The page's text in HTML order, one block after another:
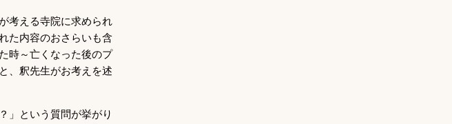
考える寺院に求められ
た内容のおさらいも含
時～亡くなった後のプ
、釈先生がお考えを述
」という質問が挙がり